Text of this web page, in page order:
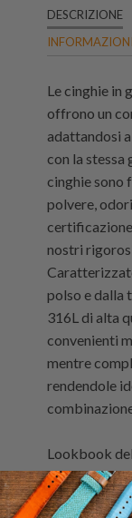
DESCRIZIONE
Le cinghie in
offrono un
adattandosi
con la stessa
cinghie sono
polvere,
certificazione
nostri
polso e dalla
316L di alta
convenienti
mentre
rendendole
Lookbook
Orologio